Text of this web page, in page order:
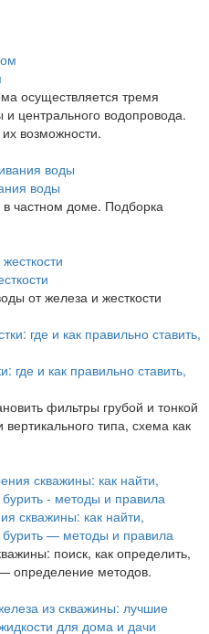
осуществляется тремя
центрального водопровода.
возможности.
воды
частном доме. Подборка
от железа и жесткости
где и как правильно ставить,
фильтры грубой и тонкой
вертикального типа, схема как
скважины: как найти,
бурить — методы и правила
поиск, как определить,
— определение методов.